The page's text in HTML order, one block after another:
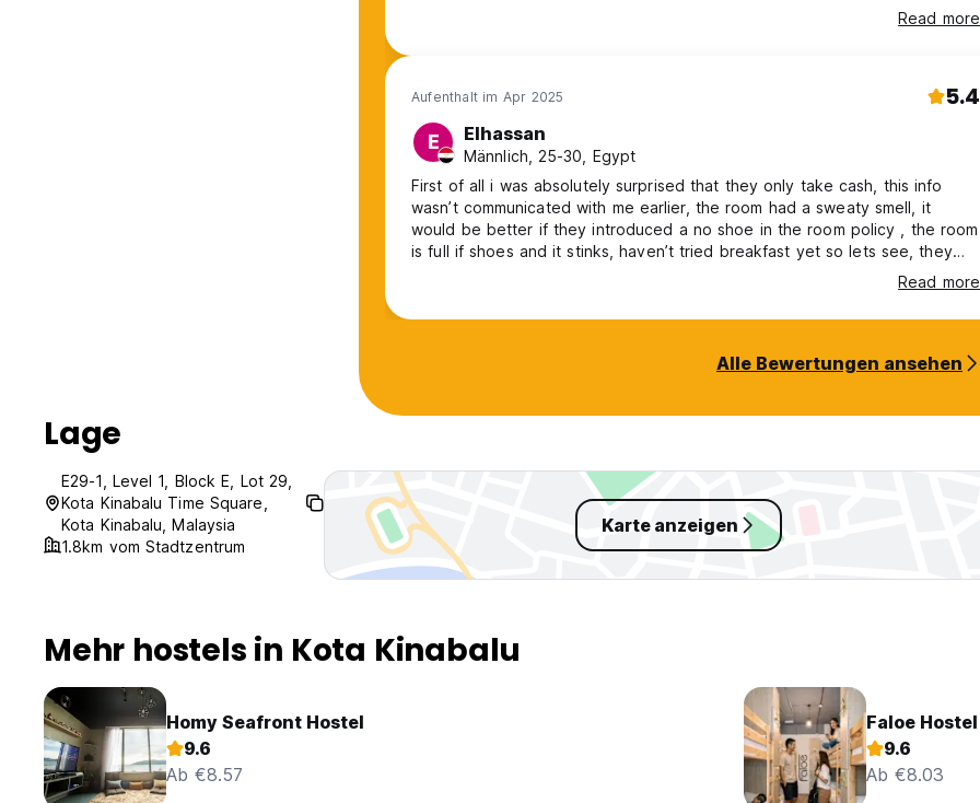
Read more
Aufenthalt im Apr 2025 5.4
E Elhassan
Männlich, 25-30, Egypt
First of all i was absolutely surprised that they only take cash, this info
wasn’t communicated with me earlier, the room had a sweaty smell, it
would be better if they introduced a no shoe in the room policy , the room
is full if shoes and it stinks, haven’t tried breakfast yet so lets see, they
also wanted a security deposit in cash for keys and towels, i am not sure
Read more
Alle Bewertungen ansehen
Lage
E29-1, Level 1, Block E, Lot 29,
Kota Kinabalu Time Square,
Kota Kinabalu, Malaysia
1.8km vom Stadtzentrum
Karte anzeigen
Mehr hostels in Kota Kinabalu
Homy Seafront Hostel
9.6
Ab €8.57
Faloe Hostel
9.6
Ab €8.03